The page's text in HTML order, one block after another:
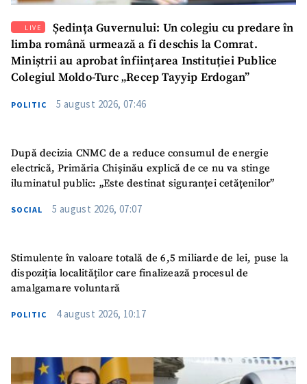
LIVE
Ședința Guvernului: Un colegiu cu predare în
limba română urmează a fi deschis la Comrat.
Miniștrii au aprobat înființarea Instituției Publice
Colegiul Moldo-Turc „Recep Tayyip Erdogan”
POLITIC 5 august 2026, 07:46
După decizia CNMC de a reduce consumul de energie
electrică, Primăria Chișinău explică de ce nu va stinge
iluminatul public: „Este destinat siguranței cetățenilor”
SOCIAL 5 august 2026, 07:07
Stimulente în valoare totală de 6,5 miliarde de lei, puse la
dispoziția localităților care finalizează procesul de
amalgamare voluntară
POLITIC 4 august 2026, 10:17